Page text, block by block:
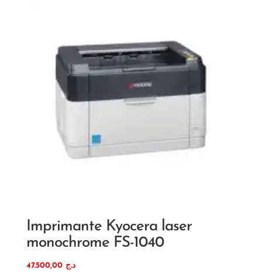
Imprimante Kyocera laser
monochrome FS-1040
د.ج 47.500,00